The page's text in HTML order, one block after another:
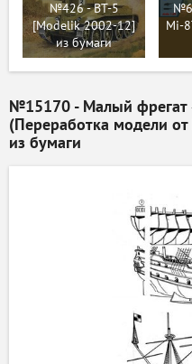
№426 - BT-5
[Modelik 2002-12]
из бумаги
Mi-
№15170 - Малый фрегат
(Переработка модели
из бумаги